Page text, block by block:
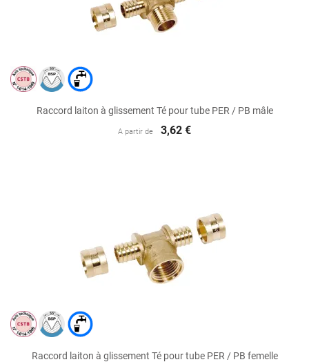
Raccord laiton à glissement Té pour tube PER / PB mâle
A partir de 3,62 €
Raccord laiton à glissement Té pour tube PER / PB femelle